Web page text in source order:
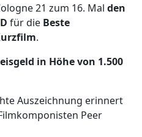
21 zum 16. Mal den
für die Beste
.
in Höhe von 1.500
Auszeichnung erinnert
Peer